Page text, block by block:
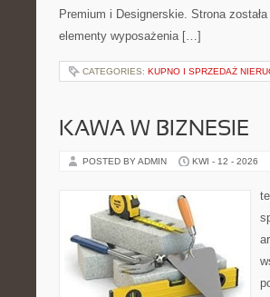
Premium i Designerskie. Strona
elementy wyposażenia […]
CATEGORIES: KUPNO I SPRZEDAŻ
KAWA W BIZNESIE
POSTED BY ADMIN KWI - 12 - 2026